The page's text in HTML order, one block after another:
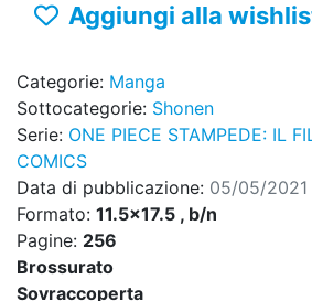
Aggiungi alla
Categorie: Manga
Sottocategorie: Shonen
Serie: ONE PIECE STAMPEDE: IL
COMICS
Data di pubblicazione: 05/05/2021
Formato: 11.5x17.5 , b/n
Pagine: 256
Brossurato
Sovraccoperta